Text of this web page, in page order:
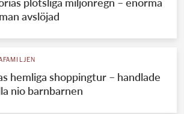
avslöjad
hemliga shoppingtur – handlade
nio barnbarnen